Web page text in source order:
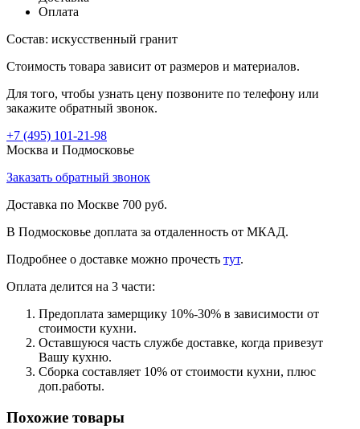
Оплата
Состав: искусственный гранит
Стоимость товара зависит от размеров и материалов.
Для того, чтобы узнать цену позвоните по телефону или
закажите обратный звонок.
+7 (495) 101-21-98
Москва и Подмосковье
Заказать обратный звонок
Доставка по Москве 700 руб.
В Подмосковье доплата за отдаленность от МКАД.
Подробнее о доставке можно прочеcть тут.
Оплата делится на 3 части:
Предоплата замерщику 10%-30% в зависимости от
стоимости кухни.
Оставшуюся часть службе доставке, когда привезут
Вашу кухню.
Сборка составляет 10% от стоимости кухни, плюс
доп.работы.
Похожие товары